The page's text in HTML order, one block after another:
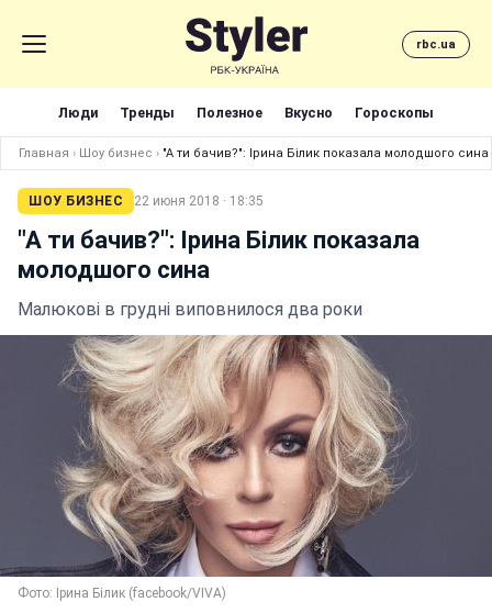
rbc.ua
Люди Тренды Полезное Вкусно Гороскопы
Главная › Шоу бизнес › "А ти бачив?": Ірина Білик показала молодшого сина
ШОУ БИЗНЕС 22 июня 2018 · 18:35
"А ти бачив?": Ірина Білик показала
молодшого сина
Малюкові в грудні виповнилося два роки
Фото: Ірина Білик (facebook/VIVA)